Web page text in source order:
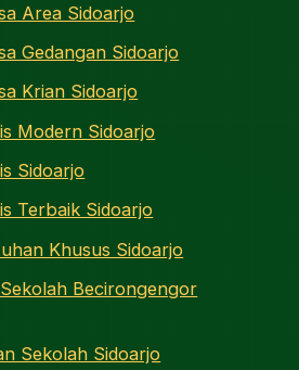
Area Sidoarjo
Gedangan Sidoarjo
Krian Sidoarjo
Modern Sidoarjo
Sidoarjo
Terbaik Sidoarjo
Khusus Sidoarjo
Becirongengor
Sekolah Sidoarjo